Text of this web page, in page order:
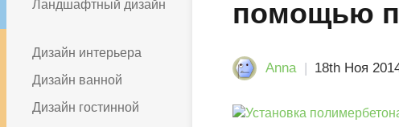
Ландшафтный дизайн
Дизайн интерьера
Дизайн ванной
Дизайн гостинной
помощью
Anna 18th Ноя